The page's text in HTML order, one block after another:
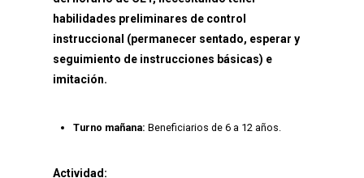
habilidades preliminares de control
instruccional (permanecer sentado, esperar y
seguimiento de instrucciones básicas) e
imitación.
Turno mañana: Beneficiarios de 6 a 12 años.
Actividad: